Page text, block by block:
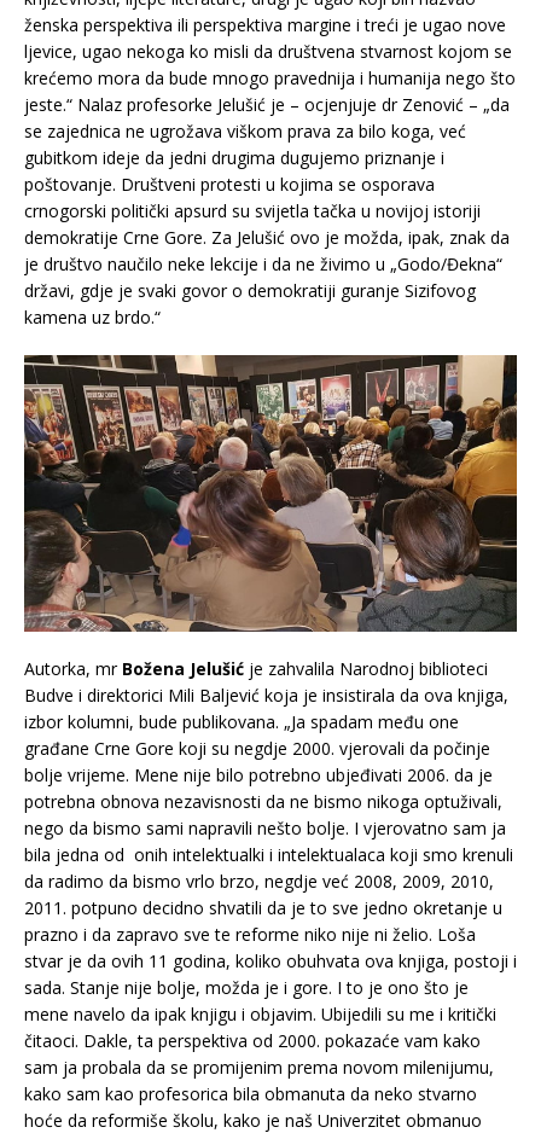
ženska perspektiva ili perspektiva margine i treći je ugao nove
ljevice, ugao nekoga ko misli da društvena stvarnost kojom se
krećemo mora da bude mnogo pravednija i humanija nego što
jeste.“ Nalaz profesorke Jelušić je – ocjenjuje dr Zenović – „da
se zajednica ne ugrožava viškom prava za bilo koga, već
gubitkom ideje da jedni drugima dugujemo priznanje i
poštovanje. Društveni protesti u kojima se osporava
crnogorski politički apsurd su svijetla tačka u novijoj istoriji
demokratije Crne Gore. Za Jelušić ovo je možda, ipak, znak da
je društvo naučilo neke lekcije i da ne živimo u „Godo/Đekna“
državi, gdje je svaki govor o demokratiji guranje Sizifovog
kamena uz brdo.“
Autorka, mr Božena Jelušić je zahvalila Narodnoj biblioteci
Budve i direktorici Mili Baljević koja je insistirala da ova knjiga,
izbor kolumni, bude publikovana. „Ja spadam među one
građane Crne Gore koji su negdje 2000. vjerovali da počinje
bolje vrijeme. Mene nije bilo potrebno ubjeđivati 2006. da je
potrebna obnova nezavisnosti da ne bismo nikoga optuživali,
nego da bismo sami napravili nešto bolje. I vjerovatno sam ja
bila jedna od onih intelektualki i intelektualaca koji smo krenuli
da radimo da bismo vrlo brzo, negdje već 2008, 2009, 2010,
2011. potpuno decidno shvatili da je to sve jedno okretanje u
prazno i da zapravo sve te reforme niko nije ni želio. Loša
stvar je da ovih 11 godina, koliko obuhvata ova knjiga, postoji i
sada. Stanje nije bolje, možda je i gore. I to je ono što je
mene navelo da ipak knjigu i objavim. Ubijedili su me i kritički
čitaoci. Dakle, ta perspektiva od 2000. pokazaće vam kako
sam ja probala da se promijenim prema novom milenijumu,
kako sam kao profesorica bila obmanuta da neko stvarno
hoće da reformiše školu, kako je naš Univerzitet obmanuo